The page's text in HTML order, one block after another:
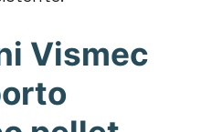
Vismec